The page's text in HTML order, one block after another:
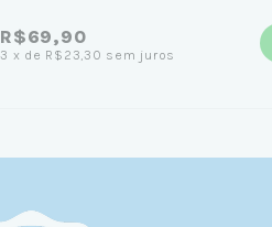
R$69,90
3 x de R$23,30 sem juros